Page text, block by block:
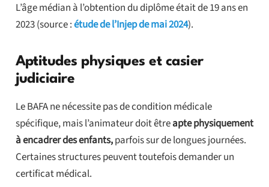
L’âge médian à l’obtention du diplôme était de 19 ans en
2023 (source :étude de l’Injep de mai 2024).
Aptitudes physiques et casier
judiciaire
Le BAFA ne nécessite pas de condition médicale
spécifique, mais l’animateur doit êtreapte physiquement
à encadrer des enfants,parfois sur de longues journées.
Certaines structures peuvent toutefois demander un
certificat médical.